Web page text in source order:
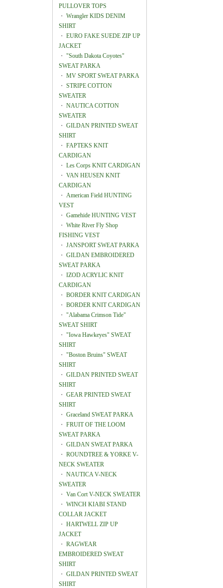
PULLOVER TOPS
・ Wrangler KIDS DENIM
SHIRT
・ EURO FAKE SUEDE ZIP UP
JACKET
・ "South Dakota Coyotes"
SWEAT PARKA
・ MV SPORT SWEAT PARKA
・ STRIPE COTTON
SWEATER
・ NAUTICA COTTON
SWEATER
・ GILDAN PRINTED SWEAT
SHIRT
・ FAPTEKS KNIT
CARDIGAN
・ Les Corps KNIT CARDIGAN
・ VAN HEUSEN KNIT
CARDIGAN
・ American Field HUNTING
VEST
・ Gamehide HUNTING VEST
・ White River Fly Shop
FISHING VEST
・ JANSPORT SWEAT PARKA
・ GILDAN EMBROIDERED
SWEAT PARKA
・ IZOD ACRYLIC KNIT
CARDIGAN
・ BORDER KNIT CARDIGAN
・ BORDER KNIT CARDIGAN
・ "Alabama Crimson Tide"
SWEAT SHIRT
・ "Iowa Hawkeyes" SWEAT
SHIRT
・ "Boston Bruins" SWEAT
SHIRT
・ GILDAN PRINTED SWEAT
SHIRT
・ GEAR PRINTED SWEAT
SHIRT
・ Graceland SWEAT PARKA
・ FRUIT OF THE LOOM
SWEAT PARKA
・ GILDAN SWEAT PARKA
・ ROUNDTREE & YORKE V-
NECK SWEATER
・ NAUTICA V-NECK
SWEATER
・ Van Cort V-NECK SWEATER
・ WINCH KIABI STAND
COLLAR JACKET
・ HARTWELL ZIP UP
JACKET
・ RAGWEAR
EMBROIDERED SWEAT
SHIRT
・ GILDAN PRINTED SWEAT
SHIRT